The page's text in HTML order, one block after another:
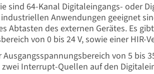
sind 64-Kanal Digitaleingangs-
Anwendungen geeignet
Abtasten des externen Gerätes. Es
von 0 bis 24 V, sowie einer HIR-
von 5 bis
Interrupt-Quellen auf den